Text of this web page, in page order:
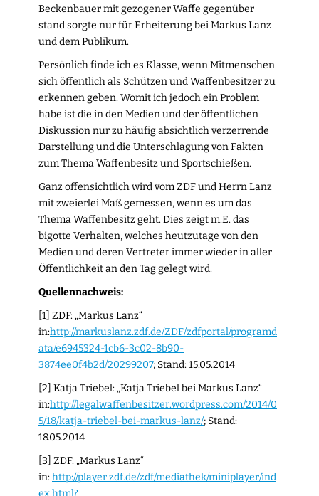
Beckenbauer mit gezogener Waffe gegenüber
stand sorgte nur für Erheiterung bei Markus Lanz
und dem Publikum.
Persönlich finde ich es Klasse, wenn Mitmenschen
sich öffentlich als Schützen und Waffenbesitzer zu
erkennen geben. Womit ich jedoch ein Problem
habe ist die in den Medien und der öffentlichen
Diskussion nur zu häufig absichtlich verzerrende
Darstellung und die Unterschlagung von Fakten
zum Thema Waffenbesitz und Sportschießen.
Ganz offensichtlich wird vom ZDF und Herrn Lanz
mit zweierlei Maß gemessen, wenn es um das
Thema Waffenbesitz geht. Dies zeigt m.E. das
bigotte Verhalten, welches heutzutage von den
Medien und deren Vertreter immer wieder in aller
Öffentlichkeit an den Tag gelegt wird.
Quellennachweis:
[1] ZDF: „Markus Lanz“
in:http://markuslanz.zdf.de/ZDF/zdfportal/programd
ata/e6945324-1cb6-3c02-8b90-
3874ee0f4b2d/20299207; Stand: 15.05.2014
[2] Katja Triebel: „Katja Triebel bei Markus Lanz“
in:http://legalwaffenbesitzer.wordpress.com/2014/0
5/18/katja-triebel-bei-markus-lanz/; Stand:
18.05.2014
[3] ZDF: „Markus Lanz“
in:http://player.zdf.de/zdf/mediathek/miniplayer/ind
ex.html?